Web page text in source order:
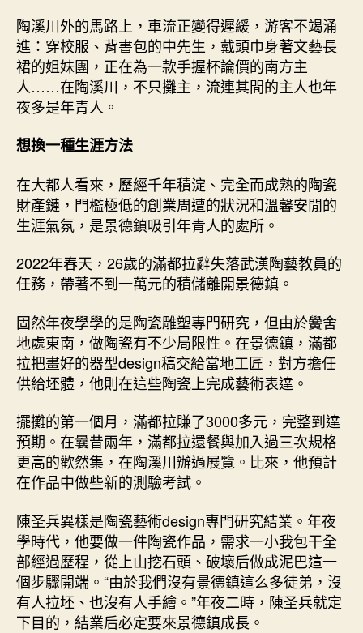
陶溪川外的馬路上，車流正變得遲緩，游客不竭涌
進：穿校服、背書包的中先生，戴頭巾身著文藝長
裙的姐妹團，正在為一款手握杯論價的南方主
人……在陶溪川，不只攤主，流連其間的主人也年
夜多是年青人。
想換一種生涯方法
在大都人看來，歷經千年積淀、完全而成熟的陶瓷
財產鏈，門檻極低的創業周遭的狀況和溫馨安閒的
生涯氣氛，是景德鎮吸引年青人的處所。
2022年春天，26歲的滿都拉辭失落武漢陶藝教員的
任務，帶著不到一萬元的積儲離開景德鎮。
固然年夜學學的是陶瓷雕塑專門研究，但由於黌舍
地處東南，做陶瓷有不少局限性。在景德鎮，滿都
拉把畫好的器型design稿交給當地工匠，對方擔任
供給坯體，他則在這些陶瓷上完成藝術表達。
擺攤的第一個月，滿都拉賺了3000多元，完整到達
預期。在曩昔兩年，滿都拉還餐與加入過三次規格
更高的歡然集，在陶溪川辦過展覽。比來，他預計
在作品中做些新的測驗考試。
陳圣兵異樣是陶瓷藝術design專門研究結業。年夜
學時代，他要做一件陶瓷作品，需求一小我包干全
部經過歷程，從上山挖石頭、破壞后做成泥巴這一
個步驟開端。“由於我們沒有景德鎮這么多徒弟，沒
有人拉坯、也沒有人手繪。”年夜二時，陳圣兵就定
下目的，結業后必定要來景德鎮成長。